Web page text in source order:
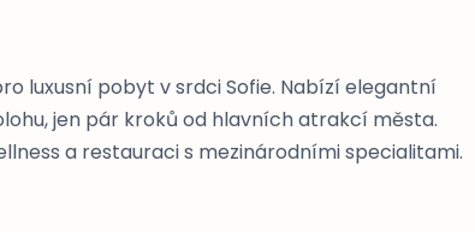
luxusní pobyt v srdci Sofie. Nabízí elegantní
jen pár kroků od hlavních atrakcí města.
a restauraci s mezinárodními specialitami.